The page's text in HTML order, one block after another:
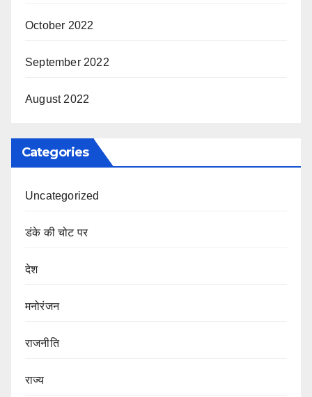
October 2022
September 2022
August 2022
Categories
Uncategorized
डंके की चोट पर
देश
मनोरंजन
राजनीति
राज्य